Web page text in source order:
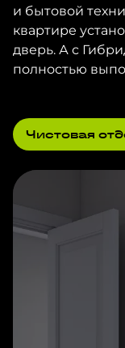
и бытовой
квартире
дверь. А с
полностью
Чистовая